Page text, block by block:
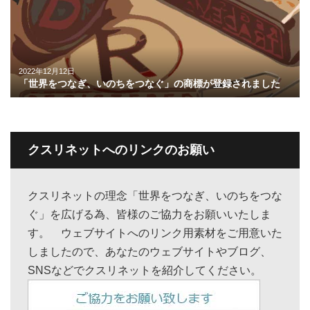
2022年12月12日
「世界をつなぎ、いのちをつなぐ」の商標が登録されました
クスリネットへのリンクのお願い
クスリネットの理念「世界をつなぎ、いのちをつな
ぐ」を広げる為、皆様のご協力をお願いいたしま
す。 ウェブサイトへのリンク用素材をご用意いた
しましたので、あなたのウェブサイトやブログ、
SNSなどでクスリネットを紹介してください。